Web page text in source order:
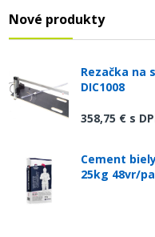
Nové produkty
Rezačka na
DIC1008
358,75 € s
Cement
25kg 48vr/